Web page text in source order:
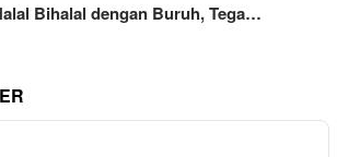
Bihalal dengan Buruh, Tega…